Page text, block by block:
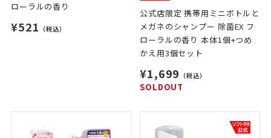
ローラルの香り
¥521 （税込）
公式店限定 携帯用ミニボトルと
メガネのシャンプー 除菌EX フ
ローラルの香り 本体1個+つめ
かえ用3個セット
¥1,699 （税込）
SOLDOUT